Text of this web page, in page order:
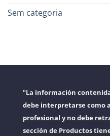
Sem categoria
"La información
debe interpretarse como
profesional y no debe
sección de Productos